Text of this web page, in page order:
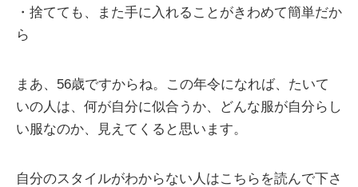
・捨てても、また手に入れることがきわめて簡単だか
ら
まあ、56歳ですからね。この年令になれば、たいて
いの人は、何が自分に似合うか、どんな服が自分らし
い服なのか、見えてくると思います。
自分のスタイルがわからない人はこちらを読んで下さ